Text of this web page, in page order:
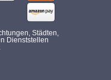
Städten,
Dienststellen